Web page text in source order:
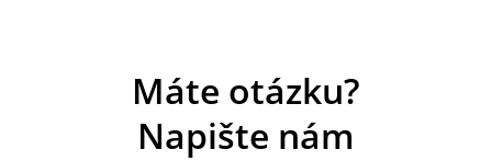
Máte otázku?
Napište nám